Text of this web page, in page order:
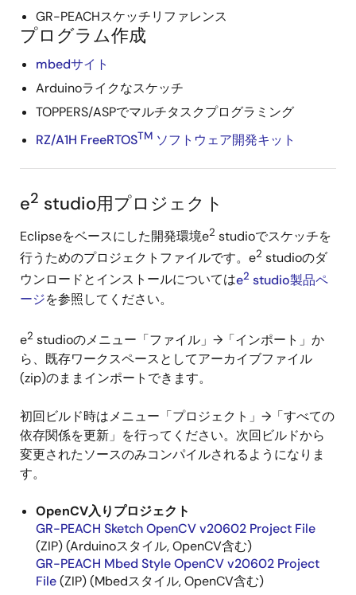
GR-PEACHスケッチリファレンス
プログラム作成
mbedサイト
Arduinoライクなスケッチ
TOPPERS/ASPでマルチタスクプログラミング
RZ/A1H FreeRTOSTM ソフトウェア開発キット
e2 studio用プロジェクト
Eclipseをベースにした開発環境e2 studioでスケッチを
行うためのプロジェクトファイルです。e2 studioのダ
ウンロードとインストールについてはe2 studio製品ペ
ージを参照してください。
e2 studioのメニュー「ファイル」→「インポート」か
ら、既存ワークスペースとしてアーカイブファイル
(zip)のままインポートできます。
初回ビルド時はメニュー「プロジェクト」→「すべての
依存関係を更新」を行ってください。次回ビルドから
変更されたソースのみコンパイルされるようになりま
す。
OpenCV入りプロジェクト
GR-PEACH Sketch OpenCV v20602 Project File
(ZIP) (Arduinoスタイル, OpenCV含む)
GR-PEACH Mbed Style OpenCV v20602 Project
File(ZIP) (Mbedスタイル, OpenCV含む)